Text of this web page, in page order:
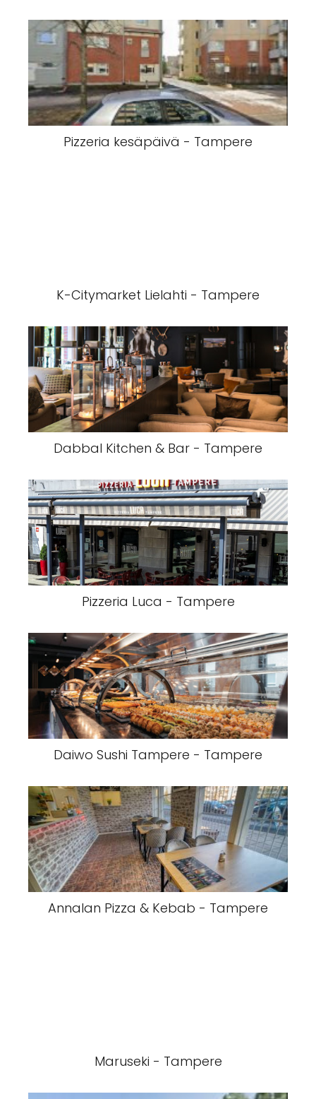
Pizzeria kesäpäivä - Tampere
K-Citymarket Lielahti - Tampere
Dabbal Kitchen & Bar - Tampere
Pizzeria Luca - Tampere
Daiwo Sushi Tampere - Tampere
Annalan Pizza & Kebab - Tampere
Maruseki - Tampere